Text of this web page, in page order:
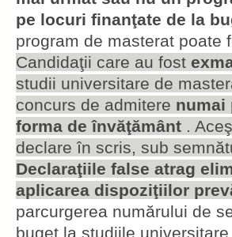
pe locuri finanţate de la
program de masterat poate
Candidaţii care au fost
studii universitare de
concurs de admitere numai
forma de învăţământ .
declare în scris, sub
Declaraţiile false atrag
aplicarea dispoziţiilor
parcurgerea numărului de
buget la studiile